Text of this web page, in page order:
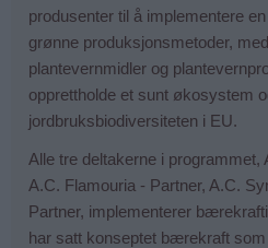
produsenter til å implementere
grønne produksjonsmetoder,
plantevernmidler og
opprettholde et sunt økosystem
jordbruksbiodiversiteten i EU.
Alle tre deltakerne i programmet,
A.C. Flamouria - Partner, A.C.
Partner, implementerer
har satt konseptet bærekraft